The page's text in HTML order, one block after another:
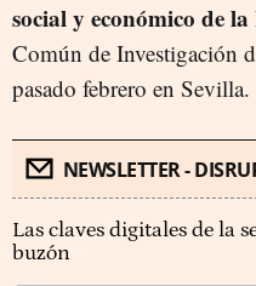
social y económico de
Común de Investigación
pasado febrero en Sevilla.
NEWSLETTER -
Las claves digitales de la
buzón